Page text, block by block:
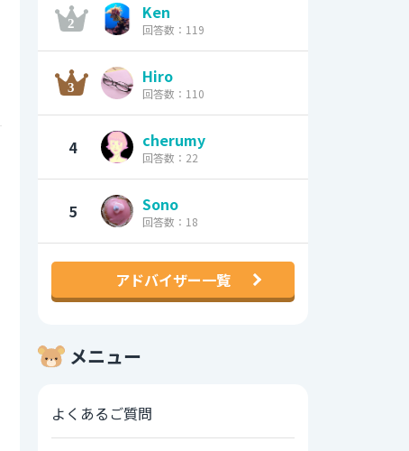
Ken
回答数：119
Hiro
回答数：110
4 cherumy
回答数：22
5 Sono
回答数：18
アドバイザー一覧
メニュー
よくあるご質問